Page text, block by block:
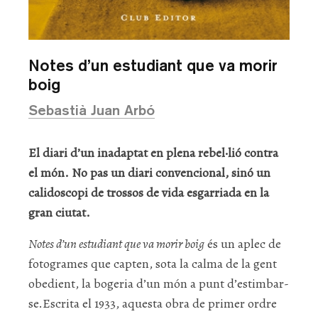
Notes d’un estudiant que va morir
boig
Sebastià Juan Arbó
El diari d’un inadaptat en plena rebel·lió contra
el món. No pas un diari convencional, sinó un
calidoscopi de trossos de vida esgarriada en la
gran ciutat.
Notes d’un estudiant que va morir boigés un aplec de
fotogrames que capten, sota la calma de la gent
obedient, la bogeria d’un món a punt d’estimbar-
se.Escrita el 1933, aquesta obra de primer ordre